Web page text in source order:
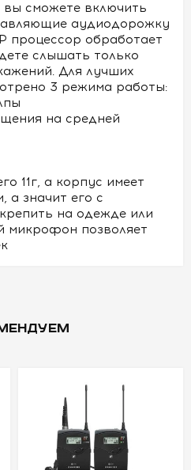
вы сможете включить
аудиодорожку
процессор обработает
слышать только
Для лучших
3 режима работы:
на средней
11г, а корпус имеет
а значит его с
на одежде или
микрофон позволяет